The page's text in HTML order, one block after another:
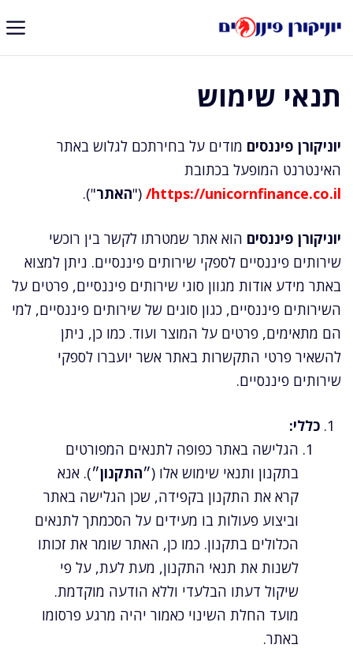
לתוכן
תנאי שימוש
יוניקורן פיננסים מודים על בחירתכם לגלוש באתר
האינטרנט המופעל בכתובת
https://unicornfinance.co.il/
("האתר").
יוניקורן פיננסים הוא אתר שמטרתו לקשר בין רוכשי
שירותים פיננסיים לספקי שירותים פיננסיים. ניתן למצוא
באתר מידע אודות מגוון סוגי שירותים פיננסיים, פרטים על
השירותים פיננסיים, כגון סוגים של שירותים פיננסיים, למי
הם מתאימים, פרטים על המוצר ועוד. כמו כן, ניתן
להשאיר פרטי התקשרות באתר אשר יועברו לספקי
שירותים פיננסיים.
כללי:
הגלישה באתר כפופה לתנאים המפורטים
בתקנון ותנאי שימוש אלו (״התקנון״). אנא
קרא את התקנון בקפידה, שכן הגלישה באתר
וביצוע פעולות בו מעידים על הסכמתך לתנאים
הכלולים בתקנון. כמו כן, האתר שומר את זכותו
לשנות את תנאי התקנון, מעת לעת, על פי
שיקול דעתו הבלעדי וללא הודעה מוקדמת.
מועד החלת השינוי כאמור יהיה מרגע פרסומו
באתר.